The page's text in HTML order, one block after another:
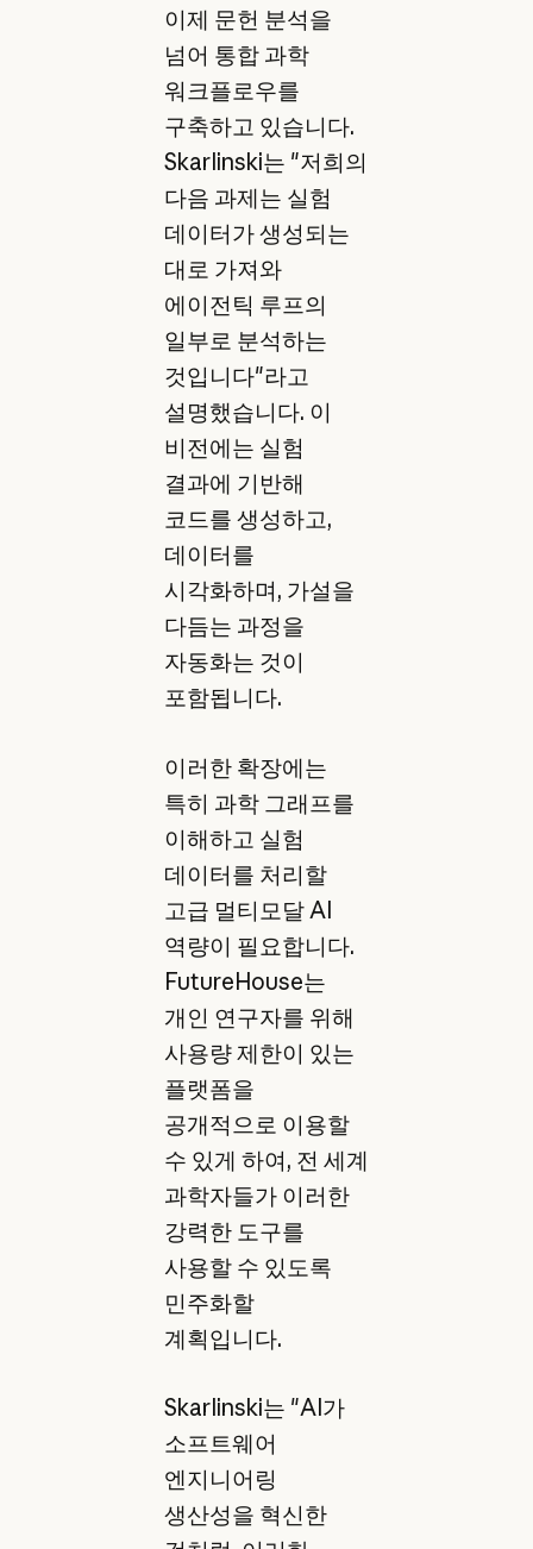
이제 문헌 분석을
넘어 통합 과학
워크플로우를
구축하고 있습니다.
Skarlinski는 "저희의
다음 과제는 실험
데이터가 생성되는
대로 가져와
에이전틱 루프의
일부로 분석하는
것입니다"라고
설명했습니다. 이
비전에는 실험
결과에 기반해
코드를 생성하고,
데이터를
시각화하며, 가설을
다듬는 과정을
자동화는 것이
포함됩니다.
이러한 확장에는
특히 과학 그래프를
이해하고 실험
데이터를 처리할
고급 멀티모달 AI
역량이 필요합니다.
FutureHouse는
개인 연구자를 위해
사용량 제한이 있는
플랫폼을
공개적으로 이용할
수 있게 하여, 전 세계
과학자들가 이러한
강력한 도구를
사용할 수 있도록
민주화할
계획입니다.
Skarlinski는 "AI가
소프트웨어
엔지니어링
생산성을 혁신한